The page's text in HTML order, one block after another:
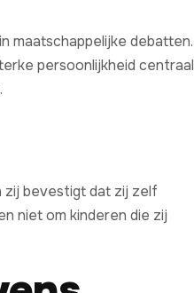
maatschappelijke debatten.
persoonlijkheid centraal
zij bevestigt dat zij zelf
niet om kinderen die zij